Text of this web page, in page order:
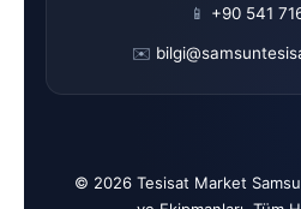
📱 +90 541
✉️
© 2026 Tesisat Market